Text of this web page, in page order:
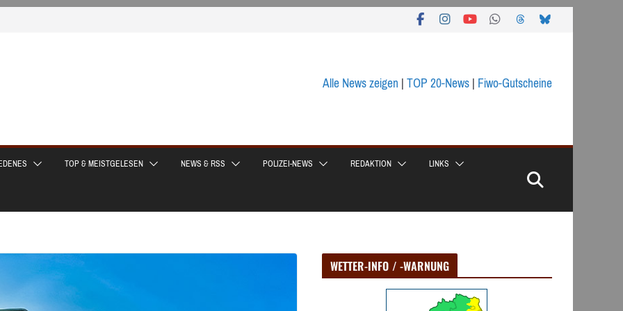
Alle News zeigen|TOP 20-News|Fiwo-Gutscheine
TOP & MEISTGELESEN NEWS & RSS POLIZEI-NEWS REDAKTION LINKS
WETTER-INFO / -WARNUNG